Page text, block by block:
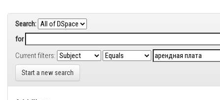
Search:
for
Current filters:
Start a new search